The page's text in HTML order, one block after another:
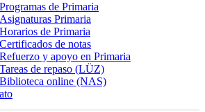
Programas de Primaria
Asignaturas Primaria
Horarios de Primaria
Certificados de notas
Refuerzo y apoyo en Primaria
Tareas de repaso (LÜZ)
Biblioteca online (NAS)